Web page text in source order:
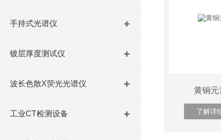
手持式光谱仪
镀层厚度测试仪
波长色散X荧光光谱仪
工业CT检测设备
黄铜
了解详